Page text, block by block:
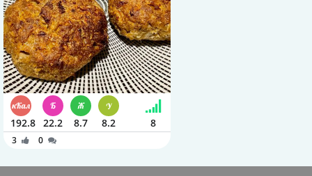
192.8 22.2 8.7 8.2 8
3 0